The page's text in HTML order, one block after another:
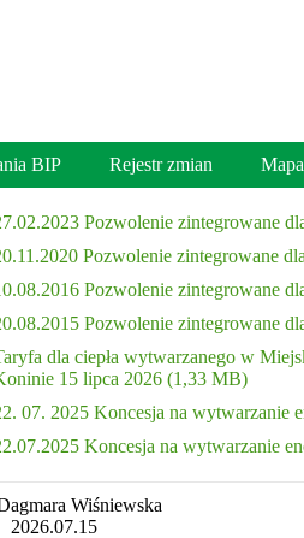
BIP Rejestr zmian
Pozwolenie zintegrowane
Pozwolenie zintegrowane
Pozwolenie zintegrowane
Pozwolenie zintegrowane
dla ciepła wytwarzanego w
15 lipca 2026 (1,33 MB)
07. 2025 Koncesja na wytwarzanie
Koncesja na wytwarzanie
Wiśniewska
2026.07.15